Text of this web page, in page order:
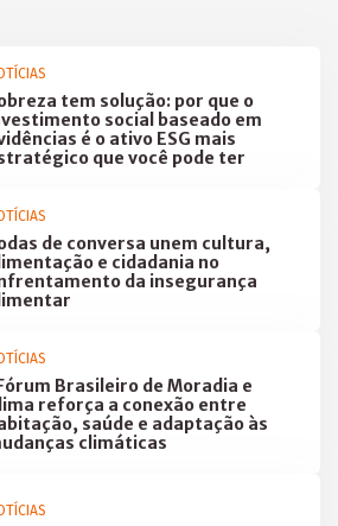
tem solução: por que o
social baseado em
é o ativo ESG mais
que você pode ter
de conversa unem cultura,
e cidadania no
da insegurança
Brasileiro de Moradia e
reforça a conexão entre
saúde e adaptação às
climáticas